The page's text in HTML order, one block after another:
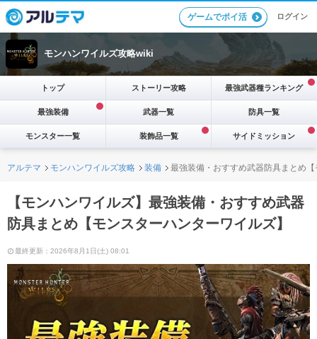
ゲームでポイ活 ログイン
モンハンワイルズ攻略wiki
トップ ストーリー攻略 最強武器種ランキング
最強装備 武器一覧 防具一覧
モンスター一覧 装飾品一覧 サイドミッション
アルテマ モンハンワイルズ攻略 装備 最強装備・おすすめ武器防具まとめ
【モンハンワイルズ】最強装備・おすすめ武器
防具まとめ【モンスターハンターワイルズ】
最終更新：2026年8月1日(土) 08:01